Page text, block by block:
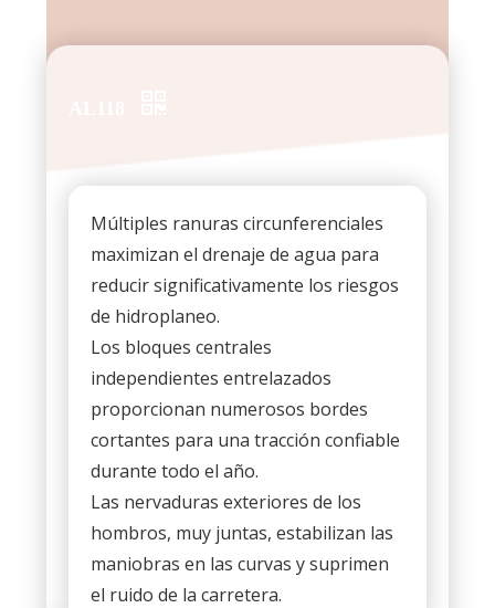
Múltiples ranuras circunferenciales
maximizan el drenaje de agua para
reducir significativamente los riesgos
de hidroplaneo.
Los bloques centrales
independientes entrelazados
proporcionan numerosos bordes
cortantes para una tracción confiable
durante todo el año.
Las nervaduras exteriores de los
hombros, muy juntas, estabilizan las
maniobras en las curvas y suprimen
el ruido de la carretera.